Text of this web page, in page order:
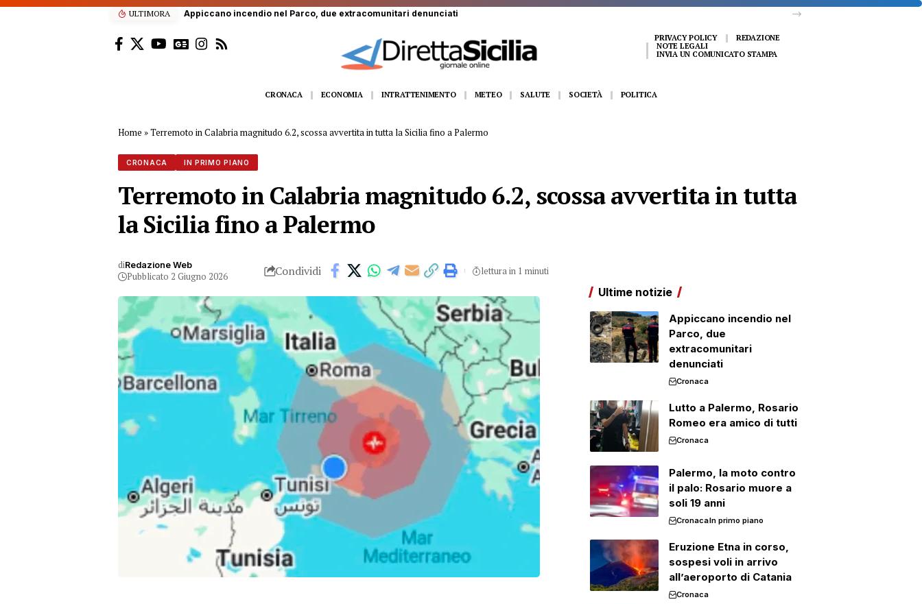
ULTIMORA Appiccano incendio nel Parco, due extracomunitari denunciati
PRIVACY POLICY
REDAZIONE
NOTE LEGALI
INVIA UN COMUNICATO STAMPA
CRONACA ECONOMIA INTRATTENIMENTO METEO SALUTE SOCIETÀ POLITICA
Home »Terremoto in Calabria magnitudo 6.2, scossa avvertita in tutta la Sicilia fino a Palermo
CRONACA IN PRIMO PIANO
Terremoto in Calabria magnitudo 6.2, scossa avvertita in tutta
la Sicilia fino a Palermo
diRedazione Web
Pubblicato 2 Giugno 2026 Condividi lettura in 1 minuti
Ultime notizie
Appiccano incendio nel
Parco, due
extracomunitari
denunciati
Cronaca
Lutto a Palermo, Rosario
Romeo era amico di tutti
Cronaca
Palermo, la moto contro
il palo: Rosario muore a
soli 19 anni
CronacaIn primo piano
Eruzione Etna in corso,
sospesi voli in arrivo
all’aeroporto di Catania
Cronaca